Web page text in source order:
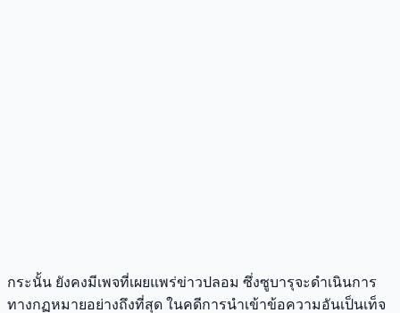
กระนั้น ยังคงมีเพจที่เผยแพร่ข่าวปลอม ซึ่งซูบารุจะดำเนินการ
ทางกฏหมายอย่างถึงที่สุด ในคดีการนำเข้าข้อความอันเป็นเท็จ